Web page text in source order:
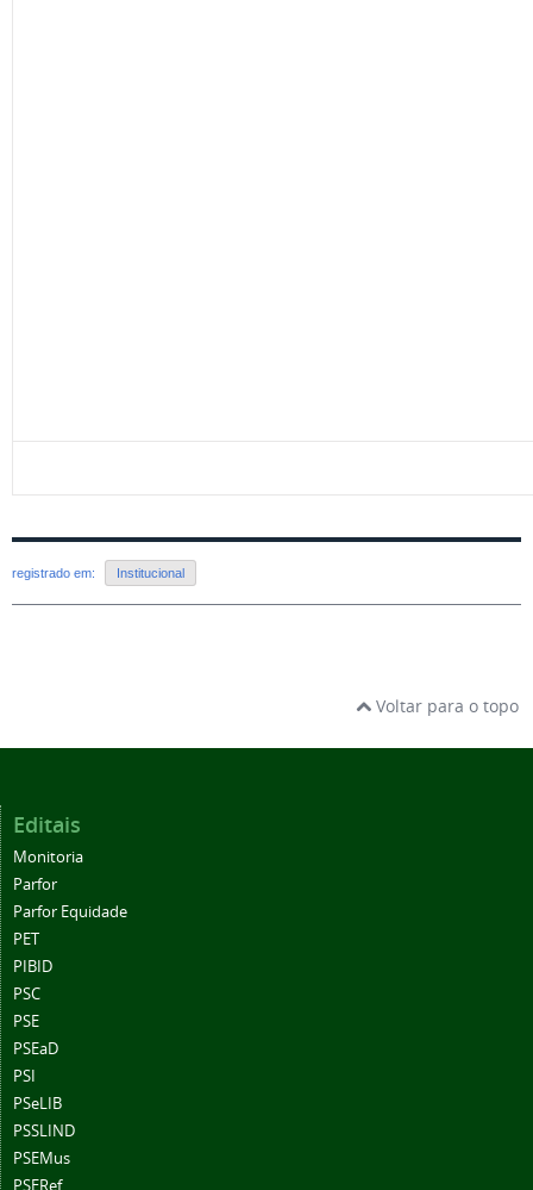
registrado em: Institucional
Voltar para o topo
Editais
Monitoria
Parfor
Parfor Equidade
PET
PIBID
PSC
PSE
PSEaD
PSI
PSeLIB
PSSLIND
PSEMus